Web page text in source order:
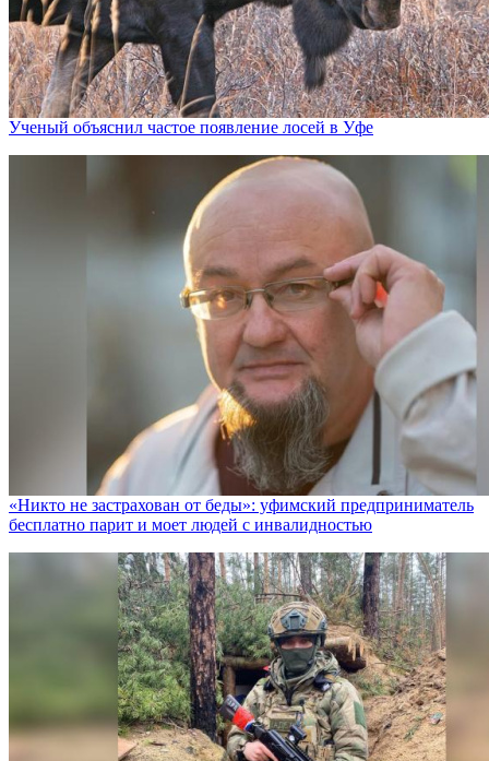
Ученый объяснил частое появление лосей в Уфе
«Никто не заcтрахован от беды»: уфимский предприниматель
бесплатно парит и моет людей с инвалидностью